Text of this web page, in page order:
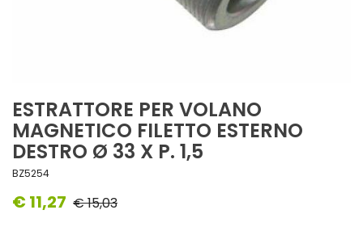
ESTRATTORE PER VOLANO
MAGNETICO FILETTO ESTERNO
DESTRO Ø 33 X P. 1,5
BZ5254
€ 11,27 € 15,03